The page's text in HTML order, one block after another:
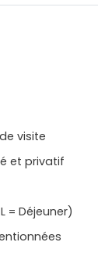
visite
et privatif
= Déjeuner)